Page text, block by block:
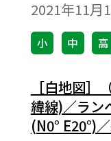
2021年11月
小 中 高
［白地図
緯線)／ラ
(N0° E20°)